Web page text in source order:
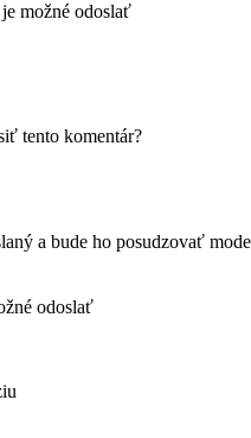
možné odoslať
tento komentár?
a bude ho posudzovať
odoslať